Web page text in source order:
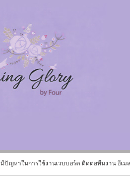
มีปัญหาในการใช้งานเวบบอร์ด ติดต่อทีมงาน อีเม